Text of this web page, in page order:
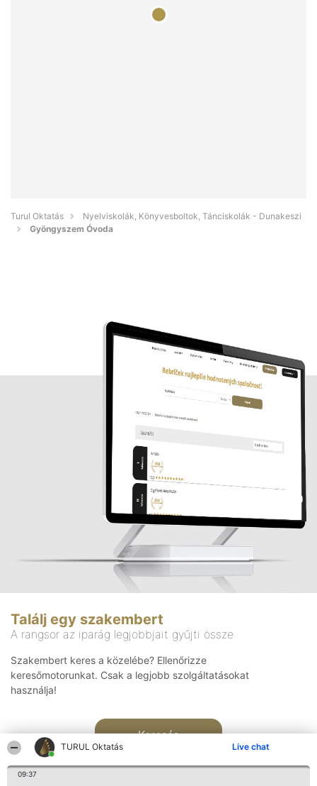
TURUL Oktatás Live chat
09:37
Turul Oktatás
Nyelviskolák, Könyvesboltok, Tánciskolák - Dunakeszi
Gyöngyszem Óvoda
Találj egy szakembert
A rangsor az iparág legjobbjait gyűjti össze
Szakembert keres a közelébe? Ellenőrizze
keresőmotorunkat. Csak a legjobb szolgáltatásokat
használja!
Keresés